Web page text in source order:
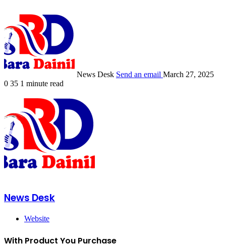
News Desk Send an email March 27, 2025
0 35 1 minute read
News Desk
Website
With Product You Purchase